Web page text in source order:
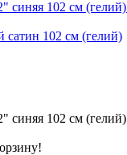
102 см (гелий)